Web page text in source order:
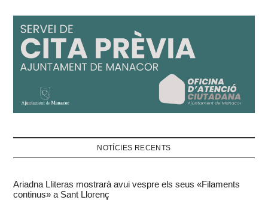
NOTÍCIES RECENTS
Ariadna Lliteras mostrarà avui vespre els seus «Filaments
continus» a Sant Llorenç